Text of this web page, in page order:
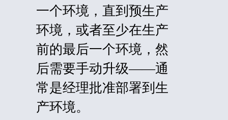
一个环境，直到预生产
环境，或者至少在生产
前的最后一个环境，然
后需要手动升级——通
常是经理批准部署到生
产环境。